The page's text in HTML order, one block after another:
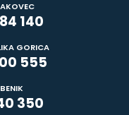
140
GORICA
555
350